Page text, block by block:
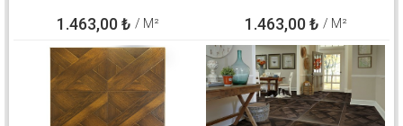
1.463,00₺ / M² 1.463,00₺ / M²